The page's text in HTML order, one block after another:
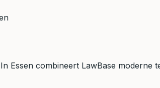
Essen combineert LawBase